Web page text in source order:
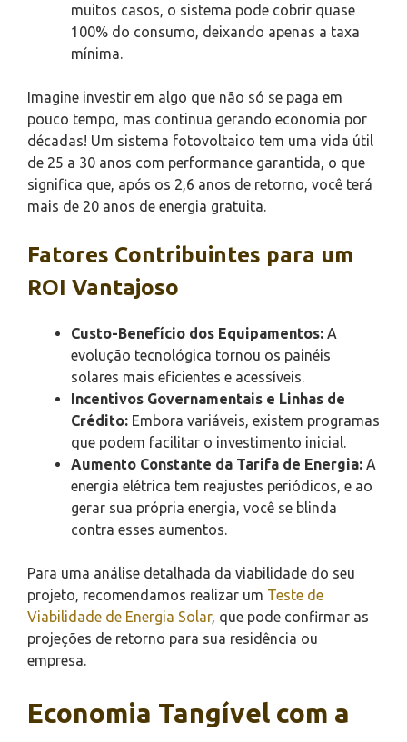
muitos casos, o sistema pode cobrir quase
100% do consumo, deixando apenas a taxa
mínima.
Imagine investir em algo que não só se paga em
pouco tempo, mas continua gerando economia por
décadas! Um sistema fotovoltaico tem uma vida útil
de 25 a 30 anos com performance garantida, o que
significa que, após os 2,6 anos de retorno, você terá
mais de 20 anos de energia gratuita.
Fatores Contribuintes para um
ROI Vantajoso
Custo-Benefício dos Equipamentos: A
evolução tecnológica tornou os painéis
solares mais eficientes e acessíveis.
Incentivos Governamentais e Linhas de
Crédito: Embora variáveis, existem programas
que podem facilitar o investimento inicial.
Aumento Constante da Tarifa de Energia: A
energia elétrica tem reajustes periódicos, e ao
gerar sua própria energia, você se blinda
contra esses aumentos.
Para uma análise detalhada da viabilidade do seu
projeto, recomendamos realizar um Teste de
Viabilidade de Energia Solar, que pode confirmar as
projeções de retorno para sua residência ou
empresa.
Economia Tangível com a